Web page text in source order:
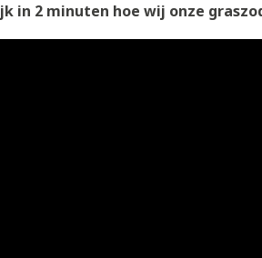
in 2 minuten hoe wij onze